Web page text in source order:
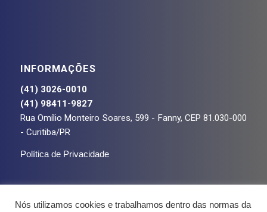
INFORMAÇÕES
(41) 3026-0010
(41) 98411-9827
Rua Omílio Monteiro Soares, 599 - Fanny, CEP 81.030-000
- Curitiba/PR
Política de Privacidade
Nós utilizamos cookies e trabalhamos dentro das normas da